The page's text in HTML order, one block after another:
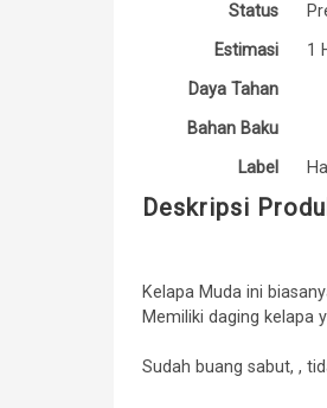
Status
Estimasi
1
Daya Tahan
Bahan Baku
Label
Deskripsi
Kelapa Muda ini
Memiliki daging kelapa
Sudah buang sabut, ,